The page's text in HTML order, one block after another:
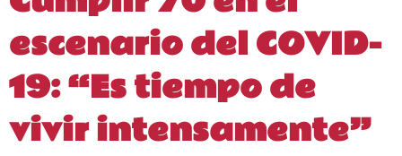
escenario del COVID-
19: “Es tiempo de
vivir intensamente”